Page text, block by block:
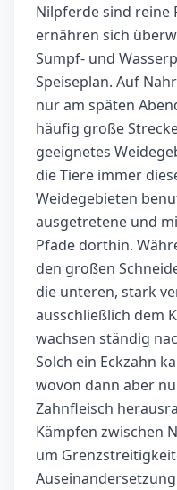
Nilpferde sind reine
ernähren sich
Sumpf- und
Speiseplan. Auf
nur am späten
häufig große
geeignetes
die Tiere immer
Weidegebieten
ausgetretene und
Pfade dorthin.
den großen
die unteren, stark
ausschließlich dem
wachsen ständig
Solch ein Eckzahn
wovon dann aber
Zahnfleisch
Kämpfen zwischen
um